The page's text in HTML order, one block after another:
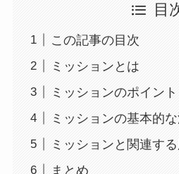
目
この記事の目次
ミッションとは
ミッションのポイント
ミッションの基本的
ミッションと関連す
まとめ